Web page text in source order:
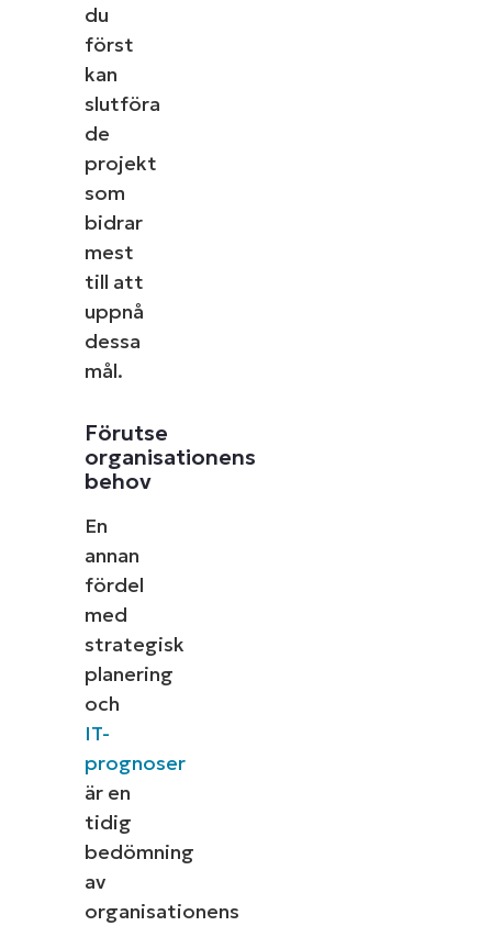
du
först
kan
slutföra
de
projekt
som
bidrar
mest
till att
uppnå
dessa
mål.
Förutse
organisationens
behov
En
annan
fördel
med
strategisk
planering
och
IT-
prognoser
är en
tidig
bedömning
av
organisationens